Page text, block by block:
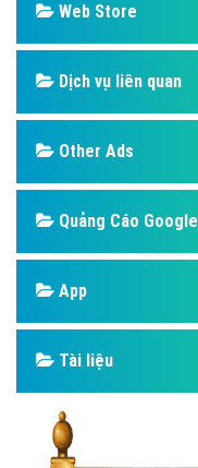
Web Store
Dịch vụ liên quan
Other Ads
Quảng Cáo Google
App
Tài liệu